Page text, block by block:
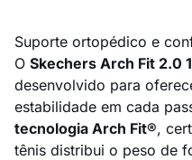
Suporte ortopédico e
O Skechers Arch Fit 2.0
desenvolvido para
estabilidade em cada
tecnologia Arch Fit®,
tênis distribui o peso de